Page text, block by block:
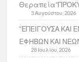
3 Αυγούστου, 2026
“ΕΠΕΙΓΟΥΣΑ ΚΑΙ
ΕΦΗΒΩΝ ΚΑΙ
28 Ιουλίου, 2026